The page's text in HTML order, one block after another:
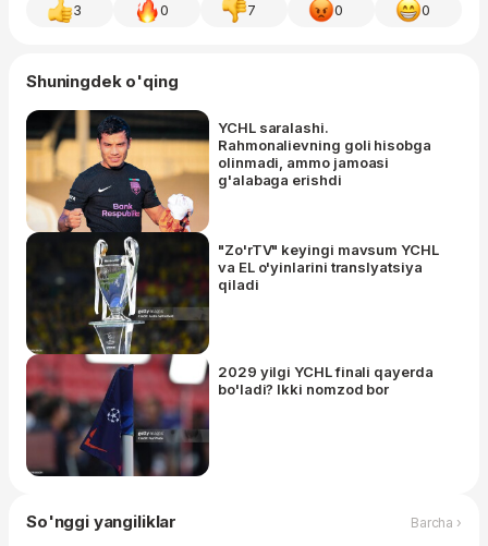
3 0 7 0 0
Shuningdek o'qing
YCHL saralashi.
Rahmonalievning goli hisobga
olinmadi, ammo jamoasi
g'alabaga erishdi
"Zo'rTV" keyingi mavsum YCHL
va EL o'yinlarini translyatsiya
qiladi
2029 yilgi YCHL finali qayerda
bo'ladi? Ikki nomzod bor
So'nggi yangiliklar Barcha ›